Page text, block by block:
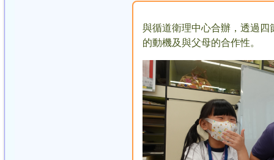
與循道衛理中心合辦，透過
的動機及與父母的合作性。